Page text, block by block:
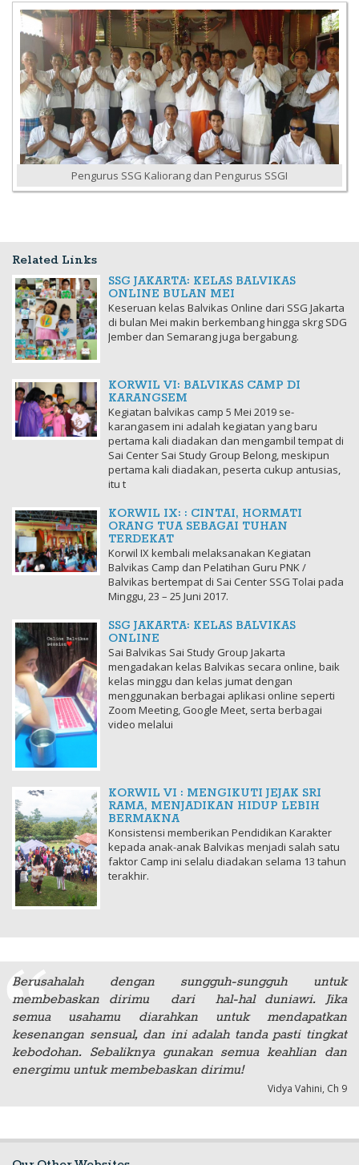
Pengurus SSG Kaliorang dan Pengurus SSGI
Related Links
SSG JAKARTA: KELAS BALVIKAS
ONLINE BULAN MEI
Keseruan kelas Balvikas Online dari SSG Jakarta
di bulan Mei makin berkembang hingga skrg SDG
Jember dan Semarang juga bergabung.
KORWIL VI: BALVIKAS CAMP DI
KARANGSEM
Kegiatan balvikas camp 5 Mei 2019 se-
karangasem ini adalah kegiatan yang baru
pertama kali diadakan dan mengambil tempat di
Sai Center Sai Study Group Belong, meskipun
pertama kali diadakan, peserta cukup antusias,
itu t
KORWIL IX: : CINTAI, HORMATI
ORANG TUA SEBAGAI TUHAN
TERDEKAT
Korwil IX kembali melaksanakan Kegiatan
Balvikas Camp dan Pelatihan Guru PNK /
Balvikas bertempat di Sai Center SSG Tolai pada
Minggu, 23 – 25 Juni 2017.
SSG JAKARTA: KELAS BALVIKAS
ONLINE
Sai Balvikas Sai Study Group Jakarta
mengadakan kelas Balvikas secara online, baik
kelas minggu dan kelas jumat dengan
menggunakan berbagai aplikasi online seperti
Zoom Meeting, Google Meet, serta berbagai
video melalui
KORWIL VI : MENGIKUTI JEJAK SRI
RAMA, MENJADIKAN HIDUP LEBIH
BERMAKNA
Konsistensi memberikan Pendidikan Karakter
kepada anak-anak Balvikas menjadi salah satu
faktor Camp ini selalu diadakan selama 13 tahun
terakhir.
Berusahalah dengan sungguh-sungguh untuk
membebaskan dirimu dari hal-hal duniawi. Jika
semua usahamu diarahkan untuk mendapatkan
kesenangan sensual, dan ini adalah tanda pasti tingkat
kebodohan. Sebaliknya gunakan semua keahlian dan
energimu untuk membebaskan dirimu!
Vidya Vahini, Ch 9